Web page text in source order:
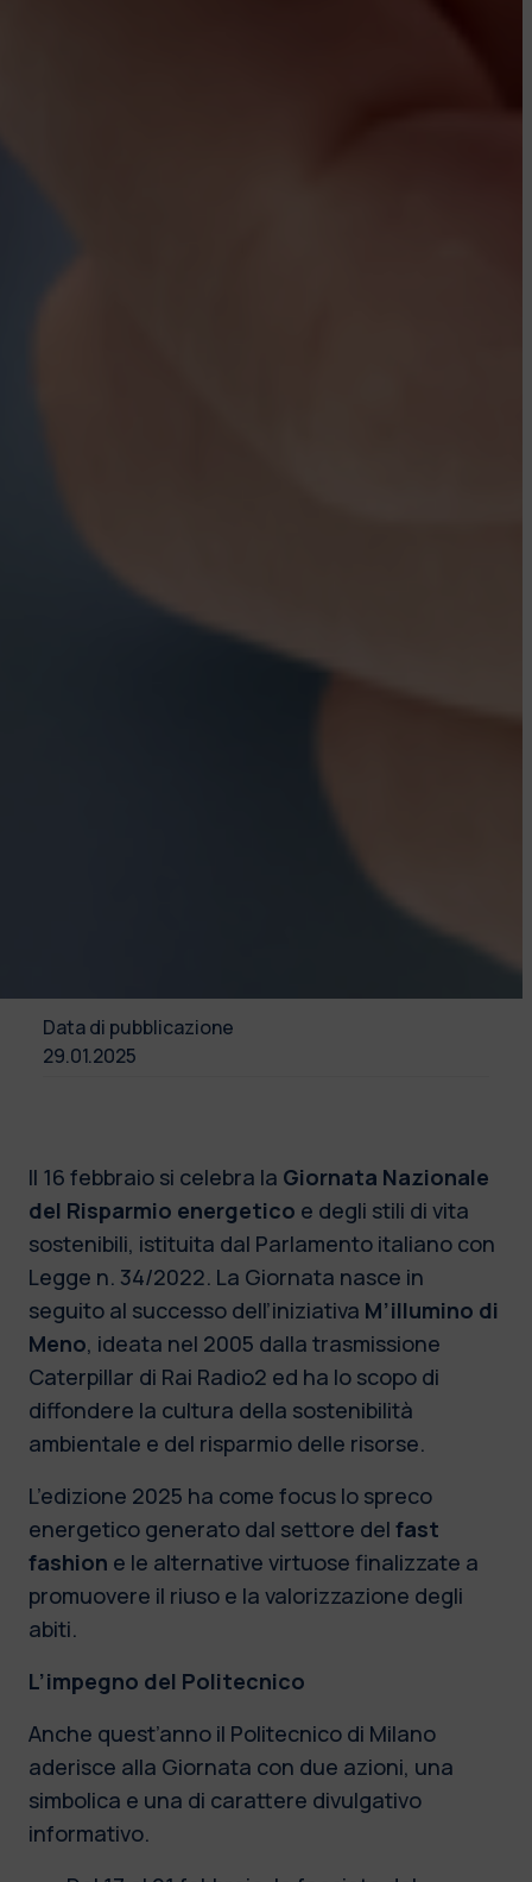
Data di pubblicazione
29.01.2025
Il 16 febbraio si celebra la Giornata Nazionale
del Risparmio energetico e degli stili di vita
sostenibili, istituita dal Parlamento italiano con
Legge n. 34/2022. La Giornata nasce in
seguito al successo dell’iniziativa M’illumino di
Meno, ideata nel 2005 dalla trasmissione
Caterpillar di Rai Radio2 ed ha lo scopo di
diffondere la cultura della sostenibilità
ambientale e del risparmio delle risorse.
L’edizione 2025 ha come focus lo spreco
energetico generato dal settore del fast
fashion e le alternative virtuose finalizzate a
promuovere il riuso e la valorizzazione degli
abiti.
L’impegno del Politecnico
Anche quest’anno il Politecnico di Milano
aderisce alla Giornata con due azioni, una
simbolica e una di carattere divulgativo
informativo.